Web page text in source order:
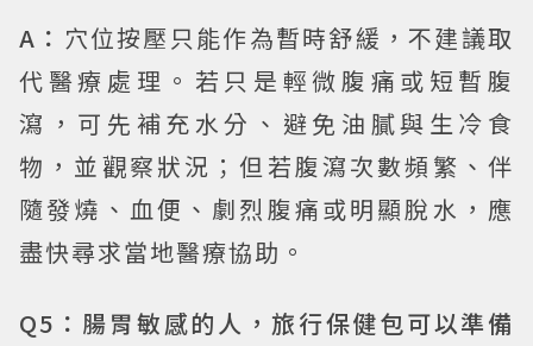
A： 穴位按壓只能作為暫時舒緩，不建議取
代醫療處理。若只是輕微腹痛或短暫腹
瀉，可先補充水分、避免油膩與生冷食
物，並觀察狀況；但若腹瀉次數頻繁、伴
隨發燒、血便、劇烈腹痛或明顯脫水，應
盡快尋求當地醫療協助。
Q5：腸胃敏感的人，旅行保健包可以準備